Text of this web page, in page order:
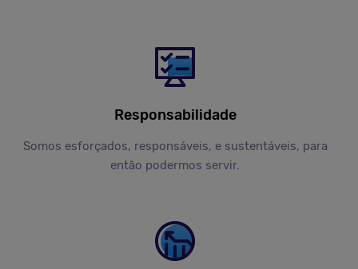
Responsabilidade
Somos esforçados, responsáveis, e sustentáveis, para
então podermos servir.